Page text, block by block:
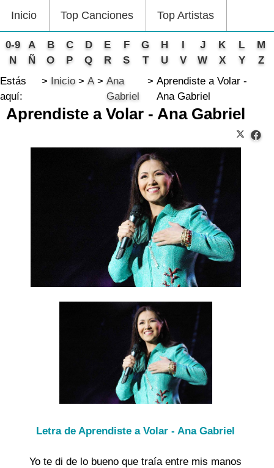
Inicio Top Canciones Top Artistas
0-9 A B C D E F G H I J K L
M
N
Ñ O P Q R S T U V W X Y
Z
Estás
aquí:
Inicio A
Ana
Gabriel
Aprendiste a Volar -
Ana Gabriel
Aprendiste a Volar - Ana Gabriel
Letra de Aprendiste a Volar - Ana Gabriel
Yo te di de lo bueno que traía entre mis manos